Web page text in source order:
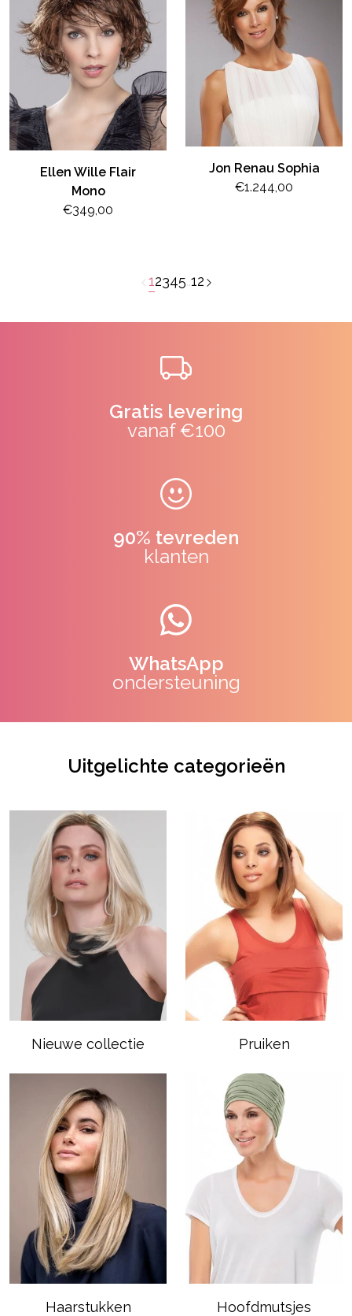
Ellen Wille Flair
Mono
€349,00
Jon Renau Sophia
€1.244,00
12345..12
Gratis levering
vanaf €100
90% tevreden
klanten
WhatsApp
ondersteuning
Uitgelichte categorieën
Nieuwe collectie Pruiken
Haarstukken Hoofdmutsjes